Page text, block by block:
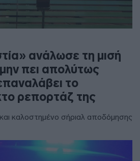
ανάλωσε τη μισή
πει απολύτως
το
ρεπορτάζ της
καλοστημένο σήριαλ αποδόμησης